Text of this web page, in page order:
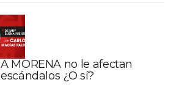
A MORENA no le afectan
escándalos ¿O sí?